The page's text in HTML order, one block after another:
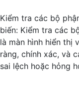
Kiểm tra các bộ
biến: Kiểm tra các
là màn hình hiển thị
ràng, chính xác, và
sai lệch hoặc hỏng